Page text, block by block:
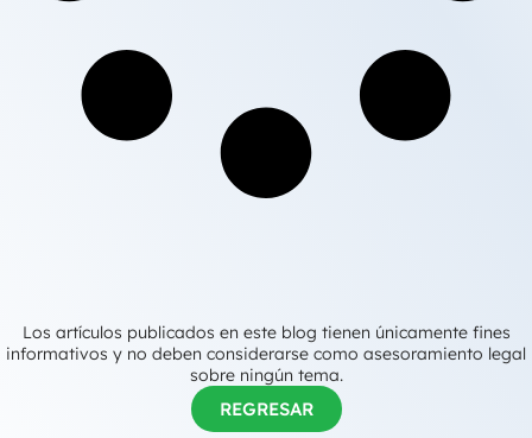
Los artículos publicados en este blog tienen únicamente fines
informativos y no deben considerarse como asesoramiento legal
sobre ningún tema.
REGRESAR